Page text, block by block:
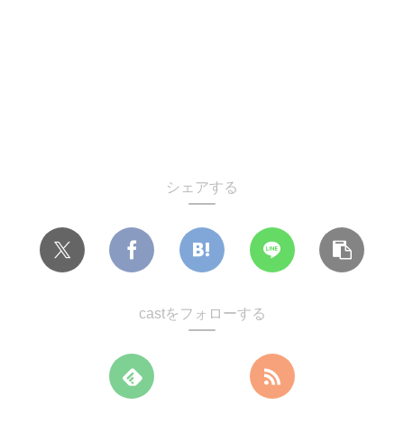
シェアする
castをフォローする